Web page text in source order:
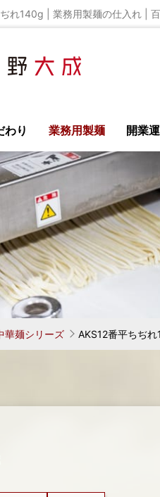
れ140g | 業務用製麺の仕入れ |
わり
麺ができるまで
業務用製麺
オリジナル麺
開業
ラーメン店の開業を
お考えの方
イベント
ラーメン店訪問記
代表者あいさつ
房 公式オンラインショップ
華麺シリーズ AKS12番平ちぢ